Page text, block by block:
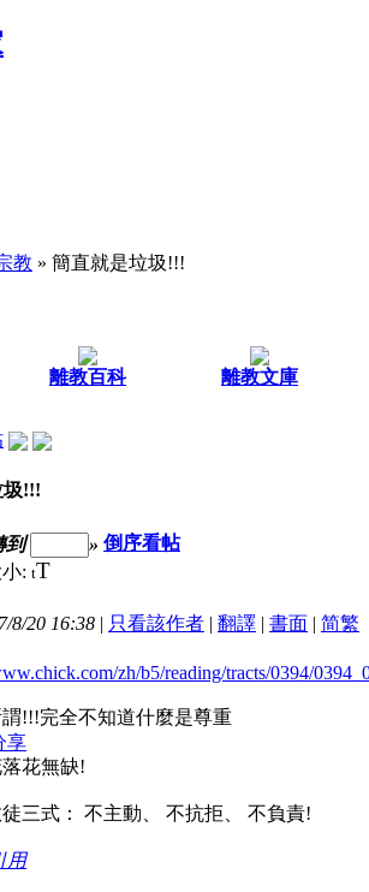
教 » 簡直就是垃圾!!!
離教百科 離教文庫
圾!!!
到 » 倒序看帖
: tT
8/20 16:38 | 只看該作者 | 翻譯 | 書面 | 简繁
zh/b5/reading/tracts/0394/
!!!完全不知道什麼是尊重
享
花無缺!
三式： 不主動、 不抗拒、 不負責!
用